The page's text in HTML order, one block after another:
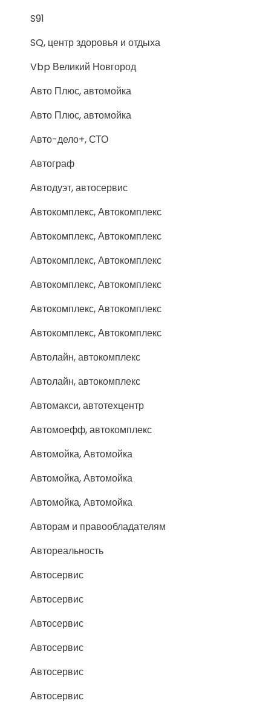
S91
SQ, центр здоровья и отдыха
Vbp Великий Новгород
Авто Плюс, автомойка
Авто Плюс, автомойка
Авто-дело+, СТО
Автограф
Автодуэт, автосервис
Автокомплекс, Автокомплекс
Автокомплекс, Автокомплекс
Автокомплекс, Автокомплекс
Автокомплекс, Автокомплекс
Автокомплекс, Автокомплекс
Автокомплекс, Автокомплекс
Автолайн, автокомплекс
Автолайн, автокомплекс
Автомакси, автотехцентр
Автомоефф, автокомплекс
Автомойка, Автомойка
Автомойка, Автомойка
Автомойка, Автомойка
Авторам и правообладателям
Автореальность
Автосервис
Автосервис
Автосервис
Автосервис
Автосервис
Автосервис